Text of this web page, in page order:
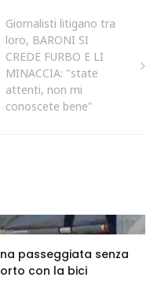
Giornalisti litigano tra
loro, BARONI SI
CREDE FURBO E LI
MINACCIA: "state
attenti, non mi
conoscete bene"
passeggiata senza
con la bici